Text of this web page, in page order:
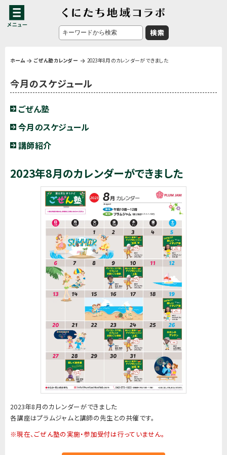
ホーム ごぜん塾カレンダー 2023年8月のカレンダーができました
今月のスケジュール
ごぜん塾
今月のスケジュール
講師紹介
2023年8月のカレンダーができました
2023年8月のカレンダーができました
各講座はプラムジャムと講師の先生との共催です。
※現在、ごぜん塾の実施・参加受付は行っていません。